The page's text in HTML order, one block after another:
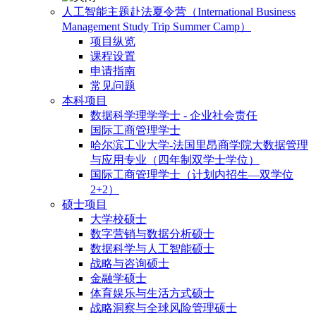
人工智能主题赴法夏令营（International Business
Management Study Trip Summer Camp）
项目纵览
课程设置
申请指南
常见问题
本科项目
数据科学理学学士 - 企业社会责任
国际工商管理学士
哈尔滨工业大学-法国里昂商学院大数据管理
与应用专业（四年制双学士学位）
国际工商管理学士（计划内招生—双学位
2+2）
硕士项目
大学校硕士
数字营销与数据分析硕士
数据科学与人工智能硕士
战略与咨询硕士
金融学硕士
体育娱乐与生活方式硕士
战略洞察与全球风险管理硕士